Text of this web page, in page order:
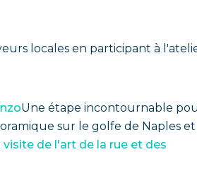
locales en participant à
Une étape incontournable
sur le golfe de Naples et
visite de l'art de la rue et des